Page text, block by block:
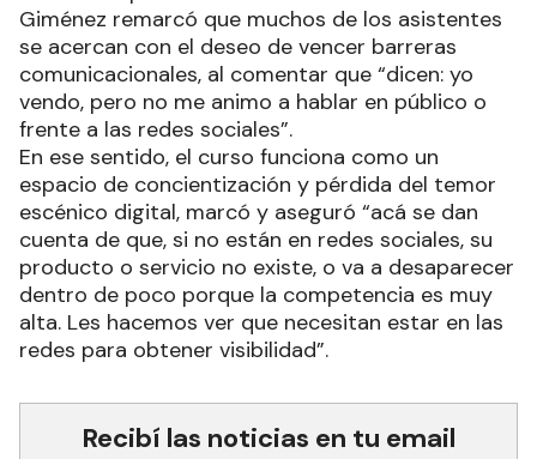
Giménez remarcó que muchos de los asistentes
se acercan con el deseo de vencer barreras
comunicacionales, al comentar que “dicen: yo
vendo, pero no me animo a hablar en público o
frente a las redes sociales”.
En ese sentido, el curso funciona como un
espacio de concientización y pérdida del temor
escénico digital, marcó y aseguró “acá se dan
cuenta de que, si no están en redes sociales, su
producto o servicio no existe, o va a desaparecer
dentro de poco porque la competencia es muy
alta. Les hacemos ver que necesitan estar en las
redes para obtener visibilidad”.
Recibí las noticias en tu email